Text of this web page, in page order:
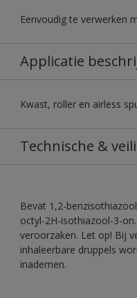
Eenvoudig te verwerken
Applicatie
Kwast, roller en airless
Technische &
Bevat 1,2-
octyl-2H-isothiazool-3-
veroorzaken. Let op! Bij
inhaleerbare druppels
inademen.